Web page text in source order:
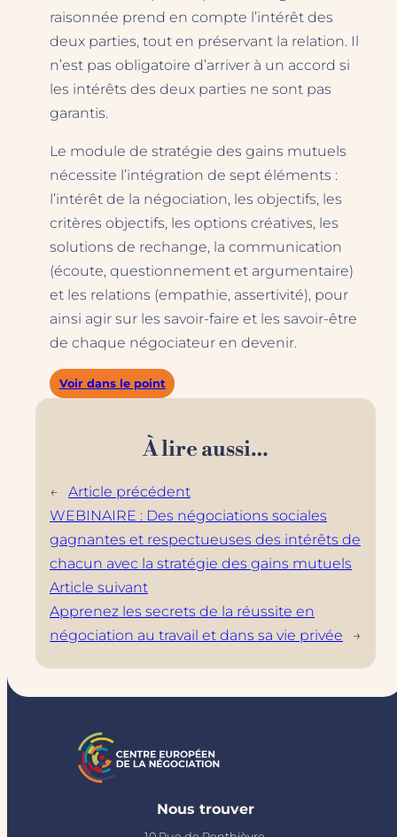
raisonnée prend en compte l’intérêt des
deux parties, tout en préservant la relation. Il
n’est pas obligatoire d’arriver à un accord si
les intérêts des deux parties ne sont pas
garantis.
Le module de stratégie des gains mutuels
nécessite l’intégration de sept éléments :
l’intérêt de la négociation, les objectifs, les
critères objectifs, les options créatives, les
solutions de rechange, la communication
(écoute, questionnement et argumentaire)
et les relations (empathie, assertivité), pour
ainsi agir sur les savoir-faire et les savoir-être
de chaque négociateur en devenir.
Voir dans le point
À lire aussi…
←
Article précédent
WEBINAIRE : Des négociations sociales
gagnantes et respectueuses des intérêts de
chacun avec la stratégie des gains mutuels
Article suivant
Apprenez les secrets de la réussite en
négociation au travail et dans sa vie privée
→
Nous trouver